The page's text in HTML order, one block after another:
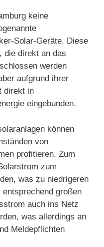
keine
Solar-Geräte. Diese
die direkt an das
werden
aufgrund ihrer
direkt in
eingebunden.
können
von
profitieren. Zum
zum
was zu niedrigeren
großen
auch ins Netz
was allerdings an
Meldepflichten